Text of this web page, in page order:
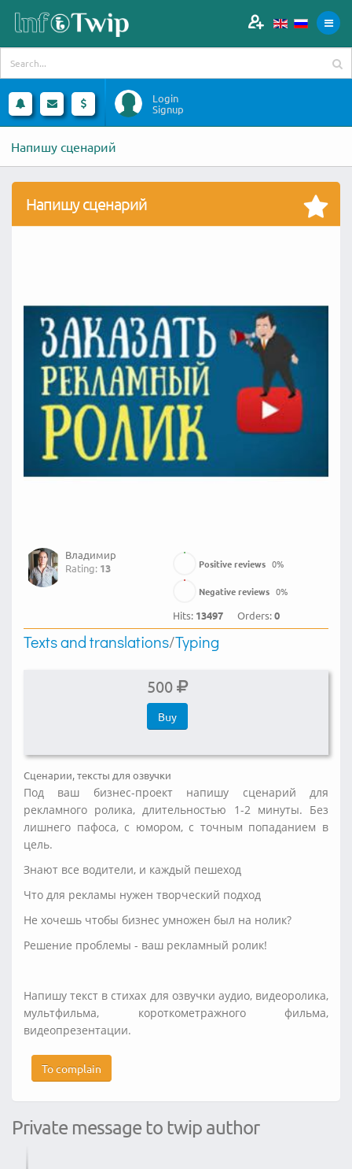
Login
Signup
Напишу сценарий
Напишу сценарий
Владимир
Rating: 13 Positive reviews 0%
Negative reviews 0%
Hits: 13497 Orders:0
Texts and translations/Typing
500
Buy
Сценарии, тексты для озвучки
Под ваш бизнес-проект напишу сценарий для
рекламного ролика, длительностью 1-2 минуты. Без
лишнего пафоса, с юмором, с точным попаданием в
цель.
Знают все водители, и каждый пешеход
Что для рекламы нужен творческий подход
Не хочешь чтобы бизнес умножен был на нолик?
Решение проблемы - ваш рекламный ролик!
Напишу текст в стихах для озвучки аудио, видеоролика,
мультфильма, короткометражного фильма,
видеопрезентации.
To complain
Private message to twip author